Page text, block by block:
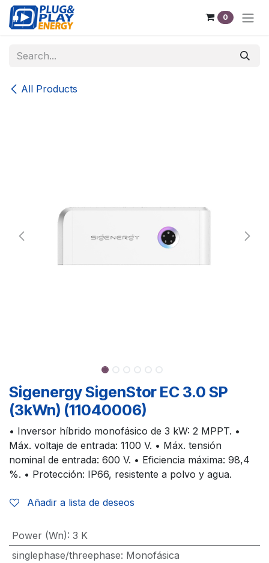
Skip to Content
0
All Products
Sigenergy SigenStor EC 3.0 SP
(3kWn) (11040006)
• Inversor híbrido monofásico de 3 kW: 2 MPPT. •
Máx. voltaje de entrada: 1100 V. • Máx. tensión
nominal de entrada: 600 V. • Eficiencia máxima: 98,4
%. • Protección: IP66, resistente a polvo y agua.
Añadir a lista de deseos
Power (Wn): 3 K
singlephase/threephase: Monofásica